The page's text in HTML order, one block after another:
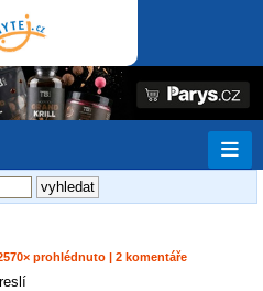
prohlédnuto | 2 komentáře